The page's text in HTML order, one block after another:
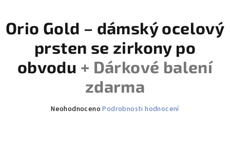
košík
Orio Gold – dámský ocelový
prsten se zirkony po
obvodu + Dárkové balení
zdarma
Průměrné
Neohodnoceno Podrobnosti hodnocení